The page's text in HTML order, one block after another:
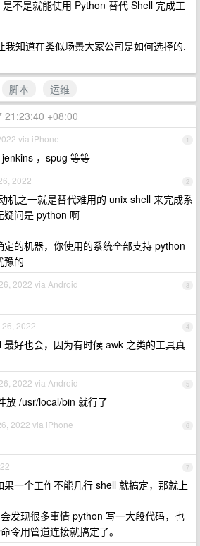
不是就能使用 Python 替代 Shell 完成工
我知道在类似场景大家公司是如何选择的,
脚本
运维
21:23:40 +08:00
1
via iPhone
，spug 等等
2
2022
机之一就是替代难用的 unix shell 来完成系
疑问是 python 啊
的机器，你使用的系统全部支持 python
豫的
3
2022 via Android
4
2022
好也会，因为有时候 awk 之类的工具真
5
2022 via Android
放 /usr/local/bin 就行了
6
2022 via iPhone
7
一个工作不能几行 shell 就搞定，那就上
发现很多事情 python 写一大段代码，也
令用管道连接就搞定了。